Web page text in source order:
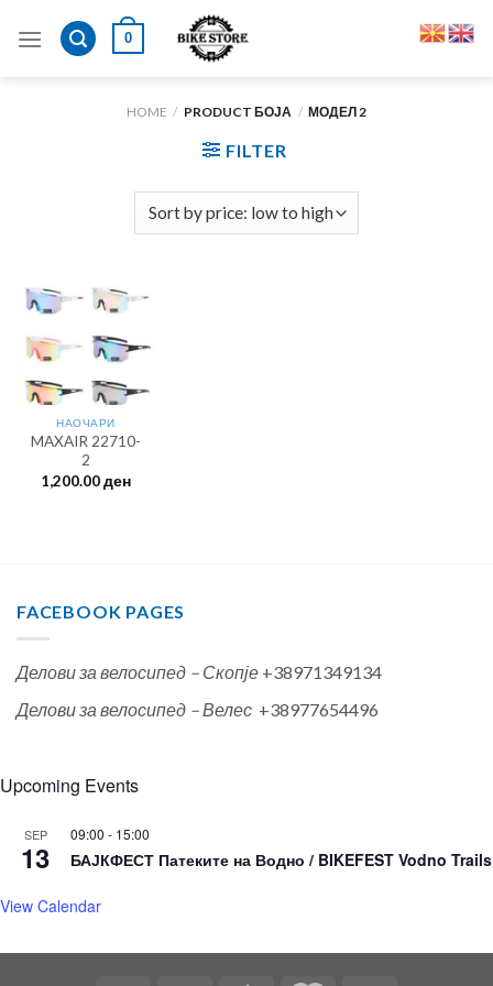
0
HOME / PRODUCT БОЈА / МОДЕЛ 2
FILTER
НАОЧАРИ
MAXAIR 22710-
2
1,200.00ден
FACEBOOK PAGES
Делови за велосипед – Скопје +38971349134
Делови за велосипед – Велес +38977654496
Upcoming Events
SEP
13
09:00 - 15:00
БАЈКФЕСТ Патеките на Водно / BIKEFEST Vodno Trails
View Calendar